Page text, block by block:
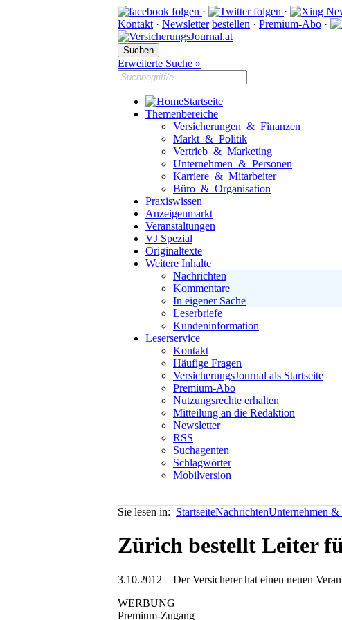
· ·
Kontakt · Newsletter bestellen · Premium-Abo ·
Erweiterte Suche »
Startseite
Themenbereiche
Versicherungen & Finanzen
Markt & Politik
Vertrieb & Marketing
Unternehmen & Personen
Karriere & Mitarbeiter
Büro & Organisation
Praxiswissen
Anzeigenmarkt
Veranstaltungen
VJ Spezial
Originaltexte
Weitere Inhalte
Nachrichten
Kommentare
In eigener Sache
Leserbriefe
Kundeninformation
Leserservice
Kontakt
Häufige Fragen
VersicherungsJournal als Startseite
Premium-Abo
Nutzungsrechte erhalten
Mitteilung an die Redaktion
Newsletter
RSS
Suchagenten
Schlagwörter
Mobilversion
Sie lesen in: StartseiteNachrichtenUnternehmen &
Zürich bestellt Leiter
3.10.2012 – Der Versicherer hat einen neuen
WERBUNG
Premium-Zugang